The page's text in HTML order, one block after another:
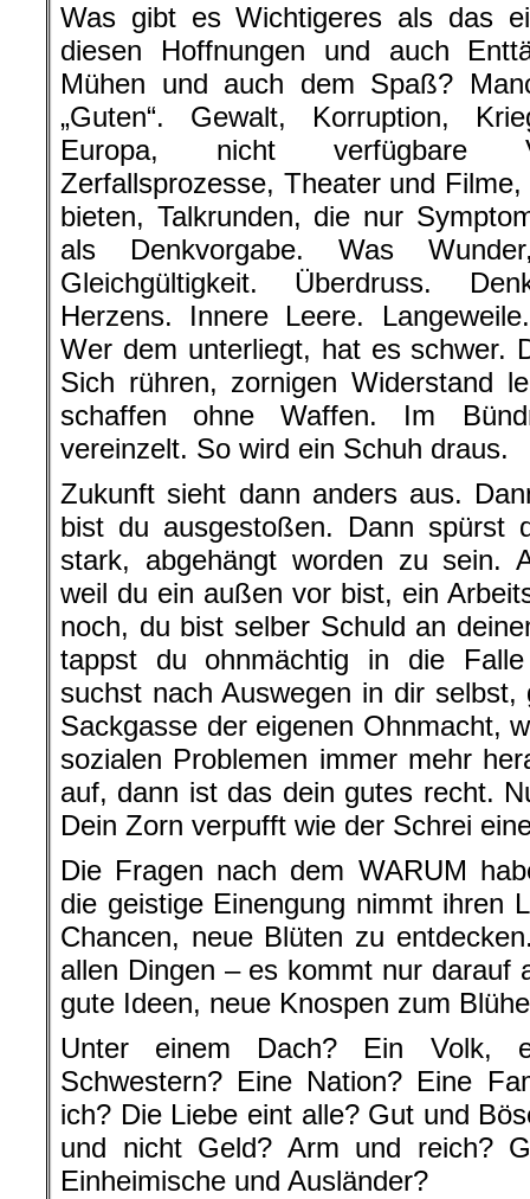
Was gibt es Wichtigeres als das
diesen Hoffnungen und auch
Mühen und auch dem Spaß?
„Guten“. Gewalt, Korruption,
Europa, nicht verfügbare
Zerfallsprozesse, Theater und
bieten, Talkrunden, die nur
als Denkvorgabe. Was
Gleichgültigkeit. Überdruss.
Herzens. Innere Leere.
Wer dem unterliegt, hat es schwer.
Sich rühren, zornigen Widerstand
schaffen ohne Waffen. Im
vereinzelt. So wird ein Schuh draus.
Zukunft sieht dann anders aus.
bist du ausgestoßen. Dann spürst
stark, abgehängt worden zu sein.
weil du ein außen vor bist, ein
noch, du bist selber Schuld an
tappst du ohnmächtig in die Falle
suchst nach Auswegen in dir
Sackgasse der eigenen Ohnmacht,
sozialen Problemen immer mehr
auf, dann ist das dein gutes recht.
Dein Zorn verpufft wie der Schrei
Die Fragen nach dem WARUM
die geistige Einengung nimmt ihren
Chancen, neue Blüten zu
allen Dingen – es kommt nur darauf
gute Ideen, neue Knospen zum
Unter einem Dach? Ein Volk,
Schwestern? Eine Nation? Eine
ich? Die Liebe eint alle? Gut und
und nicht Geld? Arm und reich?
Einheimische und Ausländer?